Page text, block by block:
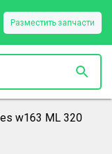
Разместить запчасти
w163 ML 320